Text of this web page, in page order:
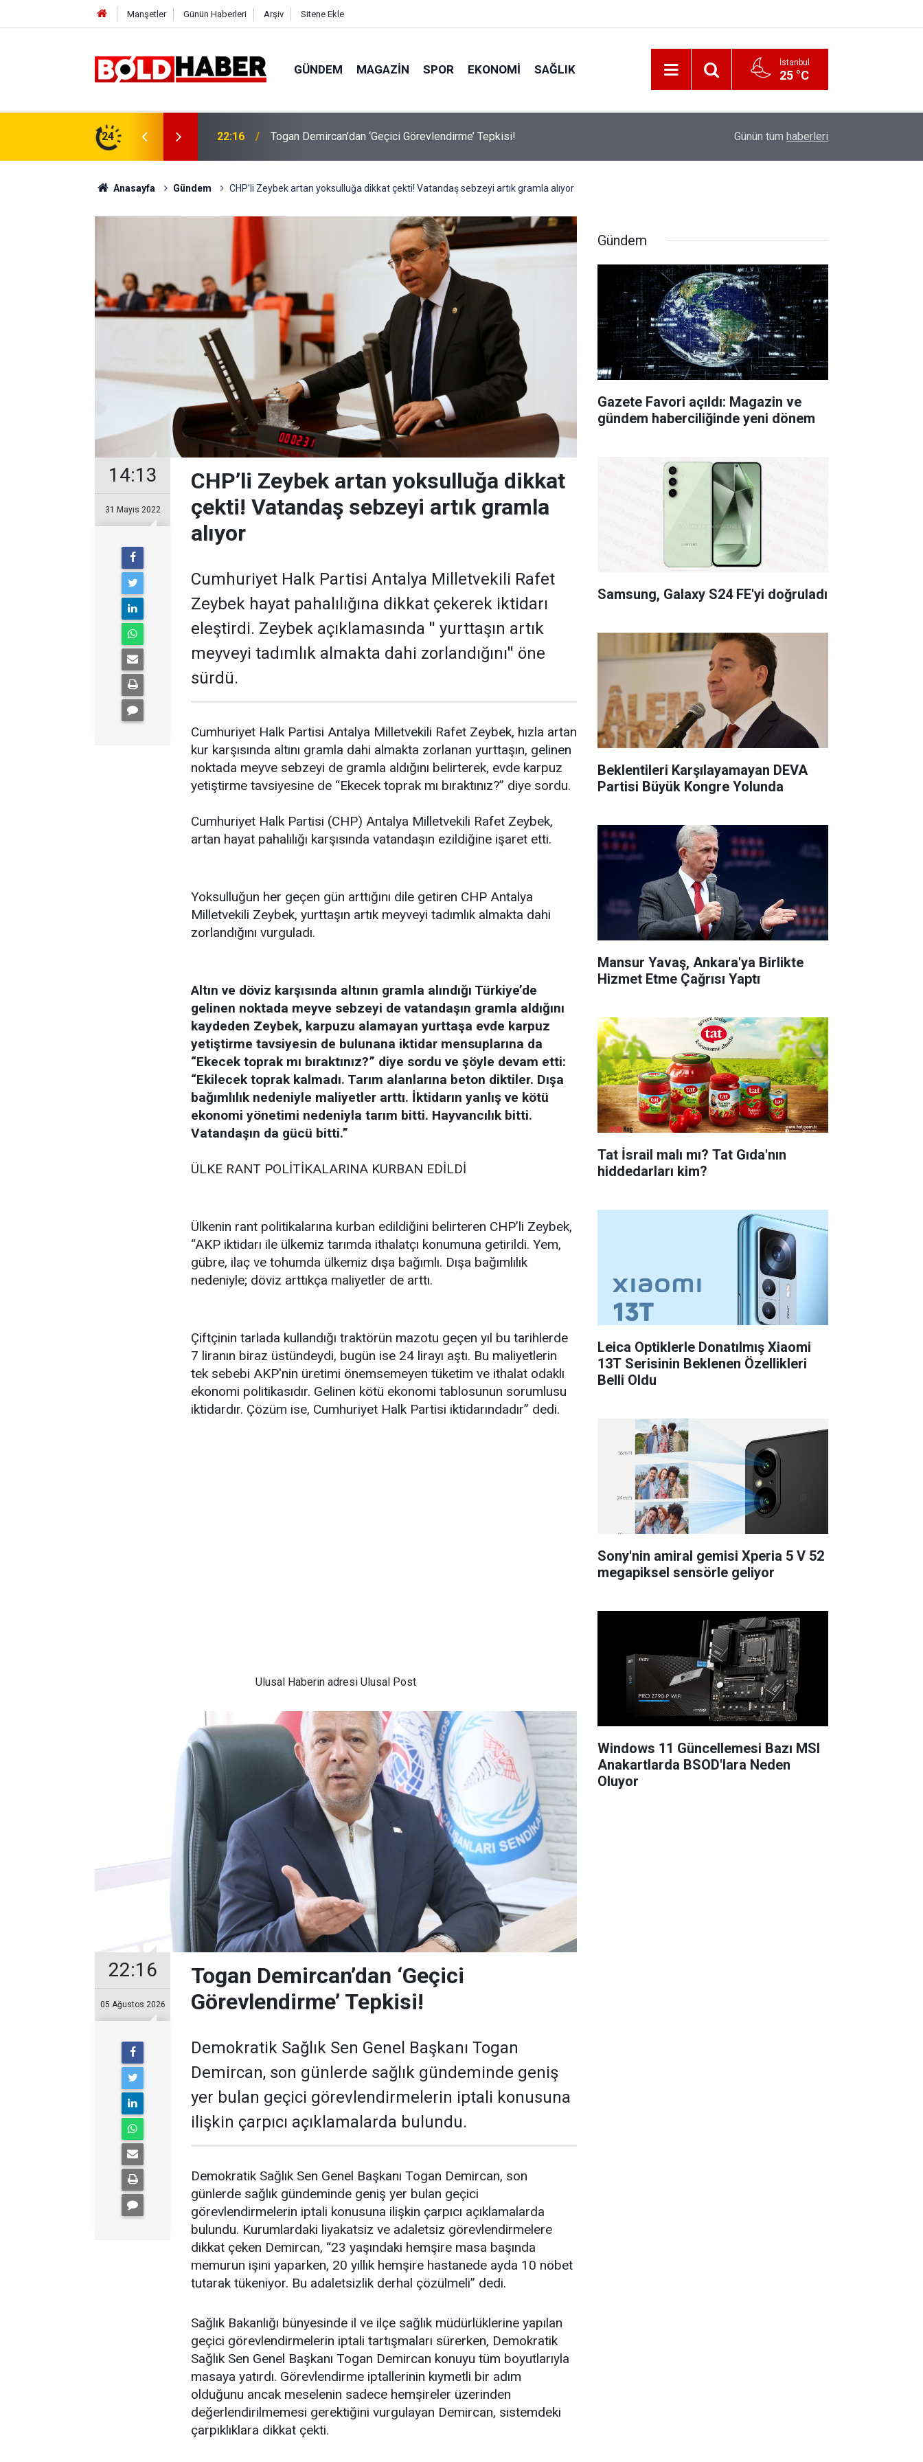
Manşetler Günün Haberleri Arşiv Sitene Ekle
GÜNDEM MAGAZIN SPOR EKONOMI SAĞLIK İstanbul
25 °C
24 19:32 Sıcak Havalarda Ödem Şikayetini Hafife Almayın! İzmir 112’de Kan Donduran İddialar!
Günün tüm haberleri
Anasayfa Gündem CHP’li Zeybek artan yoksulluğa dikkat çekti! Vatandaş sebzeyi artık gramla alıyor
14:13
31 Mayıs 2022
CHP’li Zeybek artan yoksulluğa dikkat
çekti! Vatandaş sebzeyi artık gramla
alıyor
Cumhuriyet Halk Partisi Antalya Milletvekili Rafet
Zeybek hayat pahalılığına dikkat çekerek iktidarı
eleştirdi. Zeybek açıklamasında '' yurttaşın artık
meyveyi tadımlık almakta dahi zorlandığını'' öne
sürdü.
Cumhuriyet Halk Partisi Antalya Milletvekili Rafet Zeybek, hızla artan
kur karşısında altını gramla dahi almakta zorlanan yurttaşın, gelinen
noktada meyve sebzeyi de gramla aldığını belirterek, evde karpuz
yetiştirme tavsiyesine de “Ekecek toprak mı bıraktınız?” diye sordu.
Cumhuriyet Halk Partisi (CHP) Antalya Milletvekili Rafet Zeybek,
artan hayat pahalılığı karşısında vatandaşın ezildiğine işaret etti.
Yoksulluğun her geçen gün arttığını dile getiren CHP Antalya
Milletvekili Zeybek, yurttaşın artık meyveyi tadımlık almakta dahi
zorlandığını vurguladı.
Altın ve döviz karşısında altının gramla alındığı Türkiye’de
gelinen noktada meyve sebzeyi de vatandaşın gramla aldığını
kaydeden Zeybek, karpuzu alamayan yurttaşa evde karpuz
yetiştirme tavsiyesin de bulunana iktidar mensuplarına da
“Ekecek toprak mı bıraktınız?” diye sordu ve şöyle devam etti:
“Ekilecek toprak kalmadı. Tarım alanlarına beton diktiler. Dışa
bağımlılık nedeniyle maliyetler arttı. İktidarın yanlış ve kötü
ekonomi yönetimi nedeniyla tarım bitti. Hayvancılık bitti.
Vatandaşın da gücü bitti.”
ÜLKE RANT POLİTİKALARINA KURBAN EDİLDİ
Ülkenin rant politikalarına kurban edildiğini belirteren CHP’li Zeybek,
“AKP iktidarı ile ülkemiz tarımda ithalatçı konumuna getirildi. Yem,
gübre, ilaç ve tohumda ülkemiz dışa bağımlı. Dışa bağımlılık
nedeniyle; döviz arttıkça maliyetler de arttı.
Çiftçinin tarlada kullandığı traktörün mazotu geçen yıl bu tarihlerde
7 liranın biraz üstündeydi, bugün ise 24 lirayı aştı. Bu maliyetlerin
tek sebebi AKP'nin üretimi önemsemeyen tüketim ve ithalat odaklı
ekonomi politikasıdır. Gelinen kötü ekonomi tablosunun sorumlusu
iktidardır. Çözüm ise, Cumhuriyet Halk Partisi iktidarındadır” dedi.
Ulusal Haberin adresi Ulusal Post
22:16
05 Ağustos 2026
Togan Demircan’dan ‘Geçici
Görevlendirme’ Tepkisi!
Demokratik Sağlık Sen Genel Başkanı Togan
Demircan, son günlerde sağlık gündeminde geniş
yer bulan geçici görevlendirmelerin iptali konusuna
ilişkin çarpıcı açıklamalarda bulundu.
Demokratik Sağlık Sen Genel Başkanı Togan Demircan, son
günlerde sağlık gündeminde geniş yer bulan geçici
görevlendirmelerin iptali konusuna ilişkin çarpıcı açıklamalarda
bulundu. Kurumlardaki liyakatsiz ve adaletsiz görevlendirmelere
dikkat çeken Demircan, “23 yaşındaki hemşire masa başında
memurun işini yaparken, 20 yıllık hemşire hastanede ayda 10 nöbet
tutarak tükeniyor. Bu adaletsizlik derhal çözülmeli” dedi.
Sağlık Bakanlığı bünyesinde il ve ilçe sağlık müdürlüklerine yapılan
geçici görevlendirmelerin iptali tartışmaları sürerken, Demokratik
Sağlık Sen Genel Başkanı Togan Demircan konuyu tüm boyutlarıyla
masaya yatırdı. Görevlendirme iptallerinin kıymetli bir adım
olduğunu ancak meselenin sadece hemşireler üzerinden
değerlendirilmemesi gerektiğini vurgulayan Demircan, sistemdeki
çarpıklıklara dikkat çekti.
Gündem
Gazete Favori açıldı: Magazin ve
gündem haberciliğinde yeni dönem
Samsung, Galaxy S24 FE'yi doğruladı
Beklentileri Karşılayamayan DEVA
Partisi Büyük Kongre Yolunda
Mansur Yavaş, Ankara'ya Birlikte
Hizmet Etme Çağrısı Yaptı
Tat İsrail malı mı? Tat Gıda'nın
hiddedarları kim?
Leica Optiklerle Donatılmış Xiaomi
13T Serisinin Beklenen Özellikleri
Belli Oldu
Sony'nin amiral gemisi Xperia 5 V 52
megapiksel sensörle geliyor
Windows 11 Güncellemesi Bazı MSI
Anakartlarda BSOD'lara Neden
Oluyor